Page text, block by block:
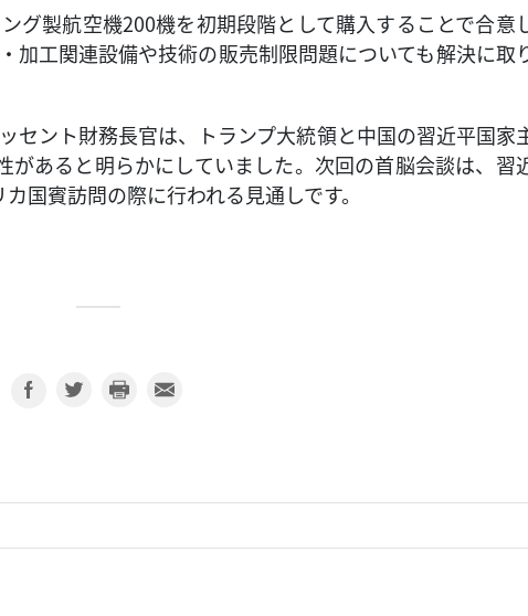
グ製航空機200機を初期段階として購入することで合意
加工関連設備や技術の販売制限問題についても解決に取
セント財務長官は、トランプ大統領と中国の習近平国家
があると明らかにしていました。次回の首脳会談は、習
国賓訪問の際に行われる見通しです。